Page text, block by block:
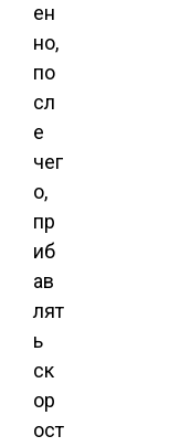
ен
но,
по
сл
е
чег
о,
пр
иб
ав
лят
ь
ск
ор
ост